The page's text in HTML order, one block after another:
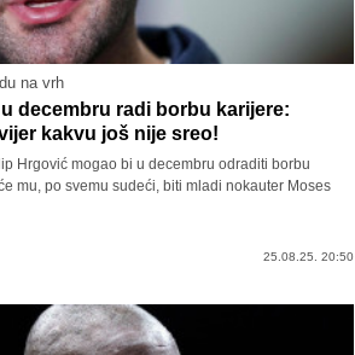
na vrh
decembru radi borbu karijere:
kakvu još nije sreo!
Hrgović mogao bi u decembru odraditi borbu
mu, po svemu sudeći, biti mladi nokauter Moses
25.08.25. 20:50